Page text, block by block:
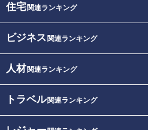
住宅関連ランキング
ビジネス 関連ランキング
人材関連ランキング
トラベル関連ランキング